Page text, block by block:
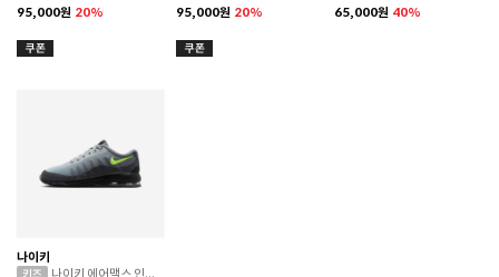
95,000원 20%
95,000원 20%
65,000원 40%
나이키